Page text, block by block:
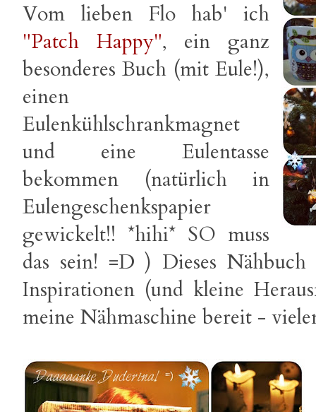
Vom lieben Flo hab' ich
"Patch Happy", ein ganz
besonderes Buch (mit Eule!),
einen
Eulenkühlschrankmagnet
und eine Eulentasse
bekommen (natürlich in
Eulengeschenkspapier
gewickelt!! *hihi* SO muss
das sein! =D ) Dieses
Inspirationen (und kleine
meine Nähmaschine bereit -